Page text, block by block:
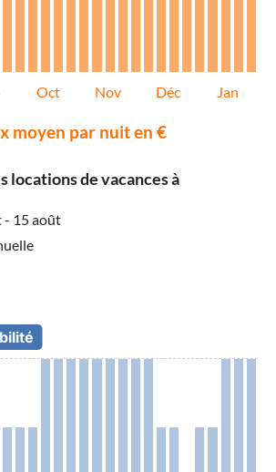
Oct Nov Déc Jan
moyen par nuit en €
locations de vacances à
- 15 août